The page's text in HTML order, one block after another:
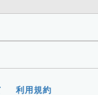
利用規約